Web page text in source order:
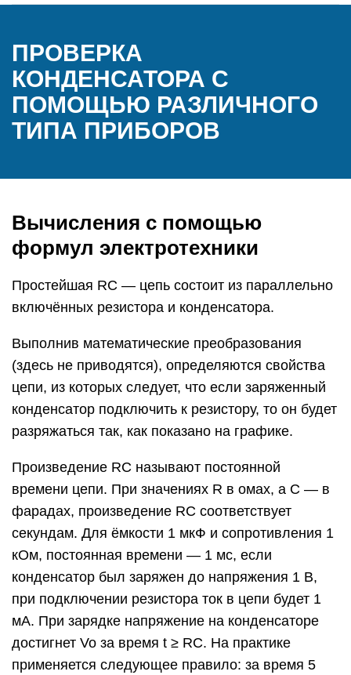
ПРОВЕРКА
КОНДЕНСАТОРА С
ПОМОЩЬЮ РАЗЛИЧНОГО
ТИПА ПРИБОРОВ
Вычисления с помощью
формул электротехники
Простейшая RC — цепь состоит из параллельно
включённых резистора и конденсатора.
Выполнив математические преобразования
(здесь не приводятся), определяются свойства
цепи, из которых следует, что если заряженный
конденсатор подключить к резистору, то он будет
разряжаться так, как показано на графике.
Произведение RC называют постоянной
времени цепи. При значениях R в омах, а C — в
фарадах, произведение RC соответствует
секундам. Для ёмкости 1 мкФ и сопротивления 1
кОм, постоянная времени — 1 мс, если
конденсатор был заряжен до напряжения 1 В,
при подключении резистора ток в цепи будет 1
мА. При зарядке напряжение на конденсаторе
достигнет Vo за время t ≥ RC. На практике
применяется следующее правило: за время 5